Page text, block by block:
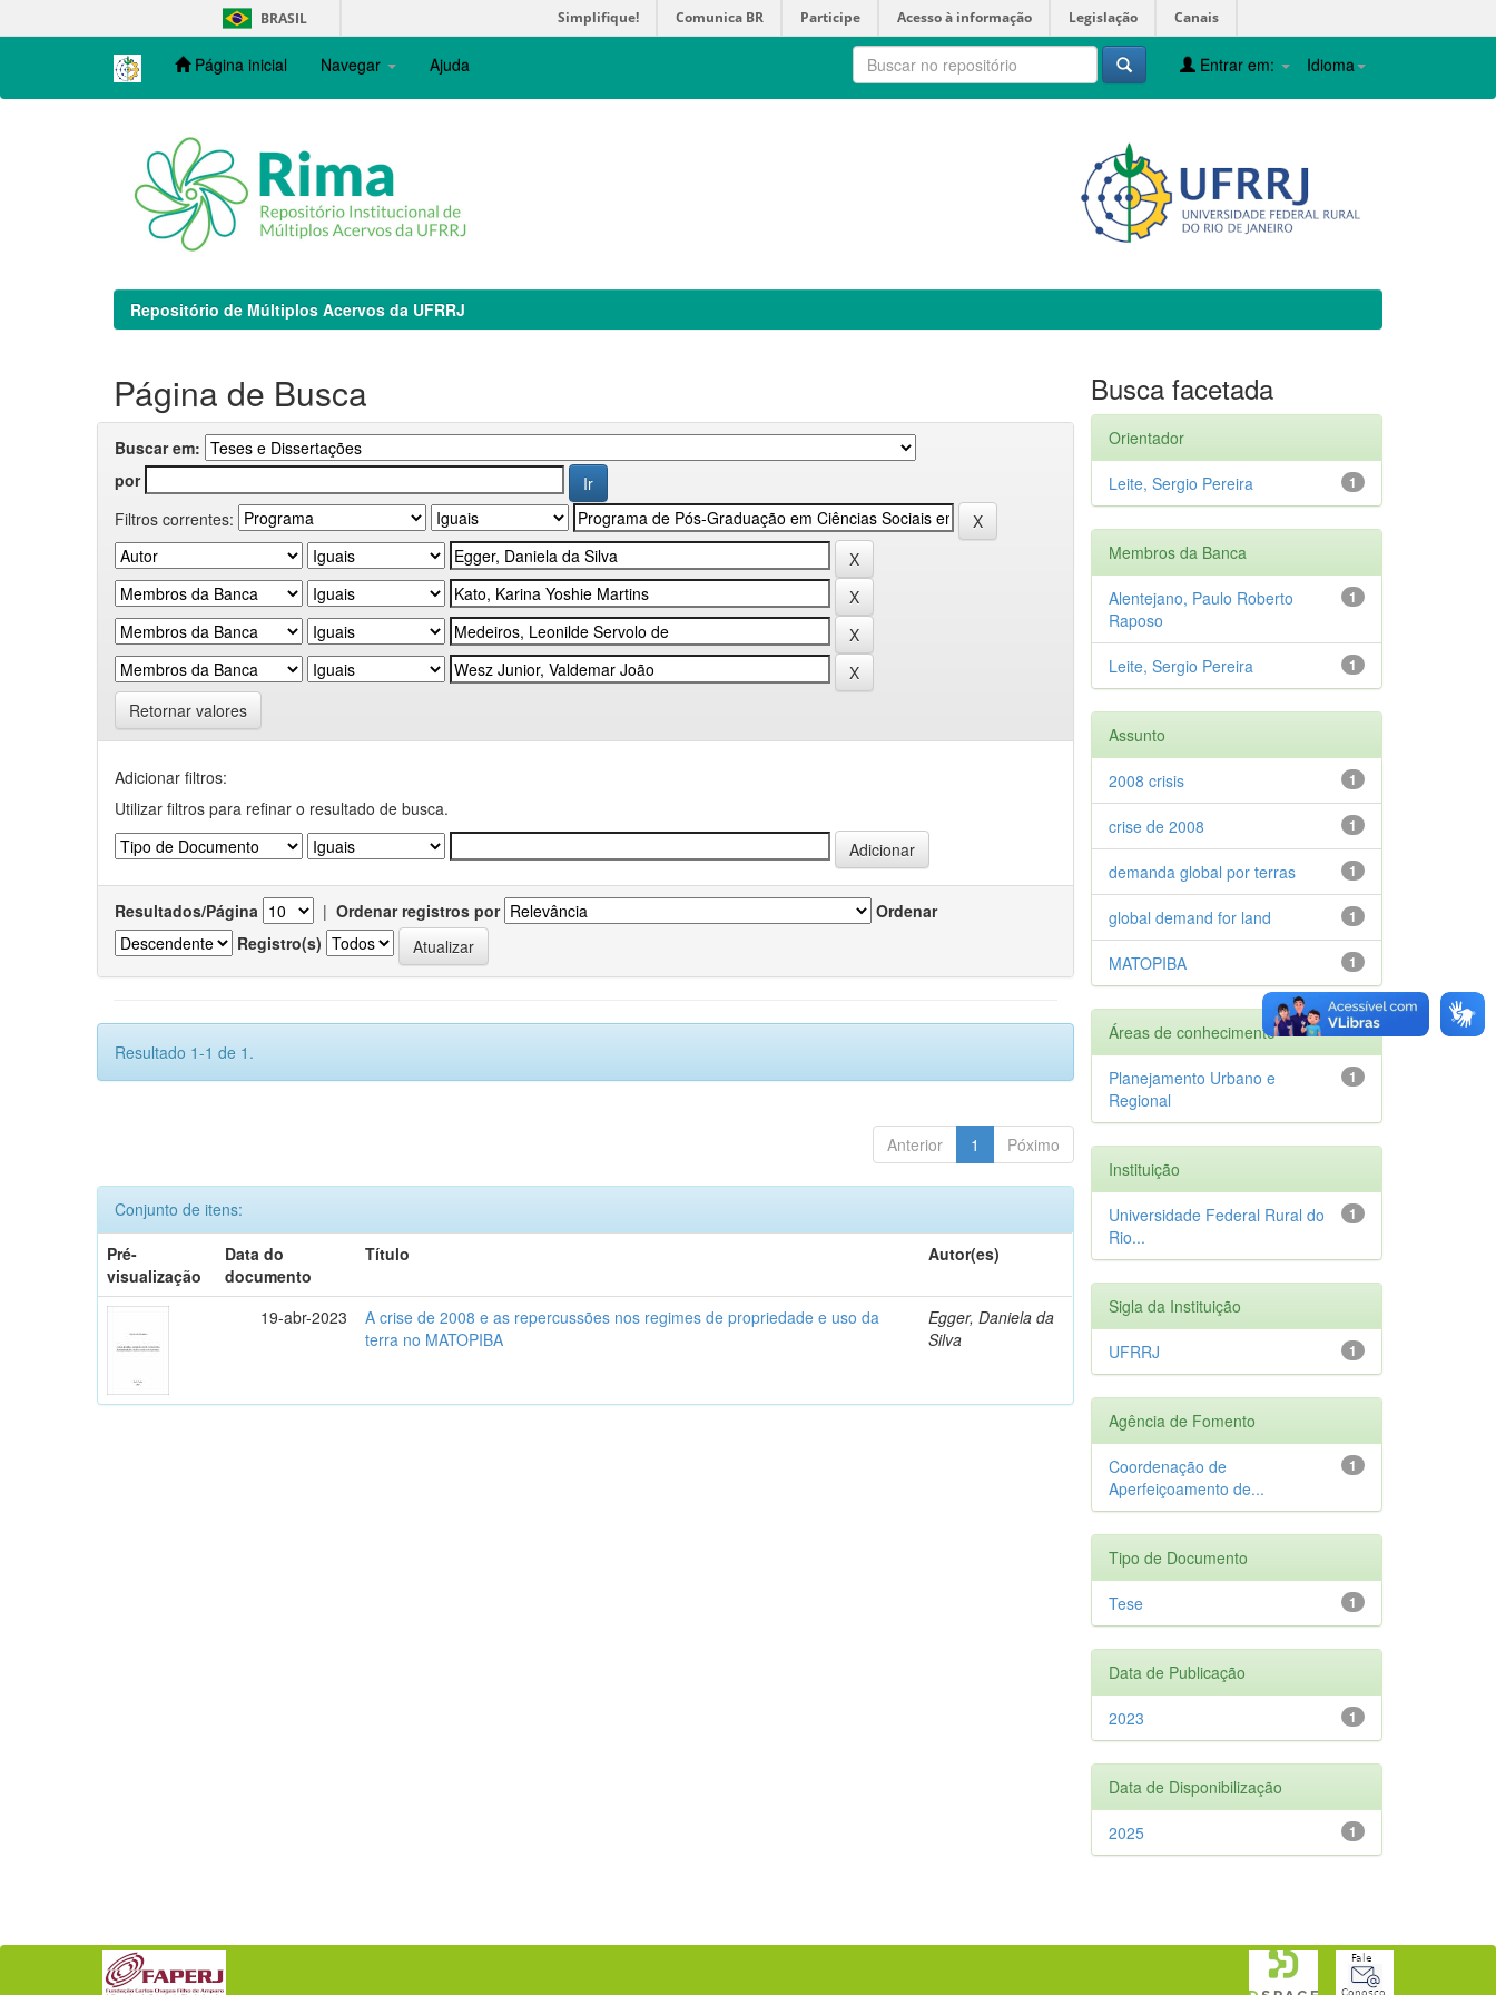
navigation
BRASIL Simplifique! Comunica BR Participe Acesso à informação Legislação Canais
Página inicial Navegar Ajuda Idioma
Entrar em:
Repositório de Múltiplos Acervos da UFRRJ
Página de Busca
Buscar em:
por
Filtros correntes:
Retornar valores
Adicionar filtros:
Utilizar filtros para refinar o resultado de busca.
Resultados/Página | Ordenar registros por
Ordenar
Registro(s)
Resultado 1-1 de 1.
Anterior 1 Póximo
Conjunto de itens:
Pré-
visualização
Data do
documento
Título Autor(es)
19-abr-2023
A crise de 2008 e as repercussões nos regimes de propriedade e uso da
terra no MATOPIBA
Egger, Daniela da
Silva
Busca facetada
Orientador
1
Leite, Sergio Pereira
Membros da Banca
1
Alentejano, Paulo Roberto
Raposo
1
Leite, Sergio Pereira
Assunto
1
2008 crisis
1
crise de 2008
1
demanda global por terras
1
global demand for land
1
MATOPIBA
Áreas de conhecimento
1
Planejamento Urbano e
Regional
Instituição
1
Universidade Federal Rural do
Rio...
Sigla da Instituição
1
UFRRJ
Agência de Fomento
1
Coordenação de
Aperfeiçoamento de...
Tipo de Documento
1
Tese
Data de Publicação
1
2023
Data de Disponibilização
1
2025